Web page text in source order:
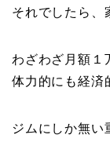
それでしたら、
わざわざ月額１
体力的にも経済
ジムにしか無い